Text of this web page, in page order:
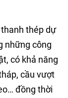
thép dự
những công
có khả năng
cầu vượt
đồng thời